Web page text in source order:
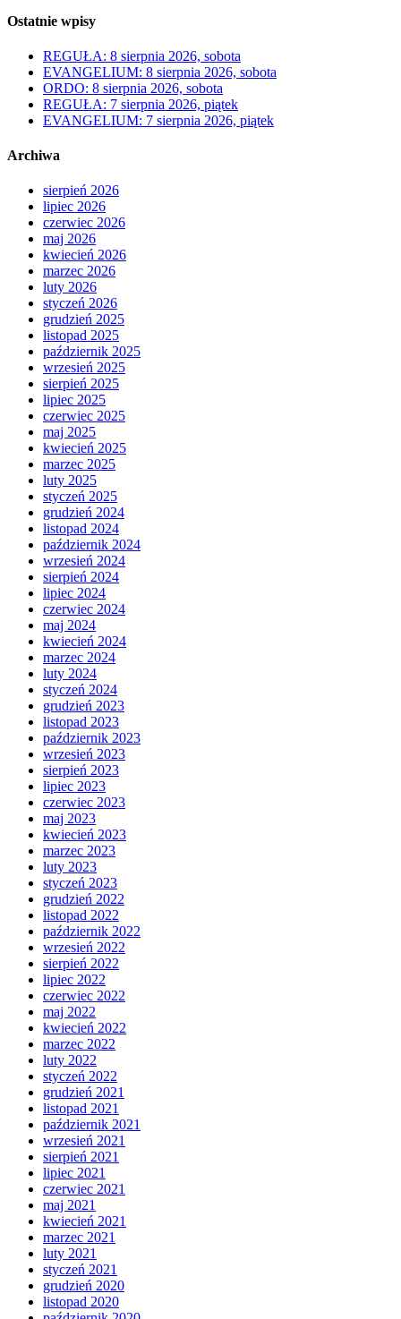
Ostatnie wpisy
REGUŁA: 8 sierpnia 2026, sobota
EVANGELIUM: 8 sierpnia 2026, sobota
ORDO: 8 sierpnia 2026, sobota
REGUŁA: 7 sierpnia 2026, piątek
EVANGELIUM: 7 sierpnia 2026, piątek
Archiwa
sierpień 2026
lipiec 2026
czerwiec 2026
maj 2026
kwiecień 2026
marzec 2026
luty 2026
styczeń 2026
grudzień 2025
listopad 2025
październik 2025
wrzesień 2025
sierpień 2025
lipiec 2025
czerwiec 2025
maj 2025
kwiecień 2025
marzec 2025
luty 2025
styczeń 2025
grudzień 2024
listopad 2024
październik 2024
wrzesień 2024
sierpień 2024
lipiec 2024
czerwiec 2024
maj 2024
kwiecień 2024
marzec 2024
luty 2024
styczeń 2024
grudzień 2023
listopad 2023
październik 2023
wrzesień 2023
sierpień 2023
lipiec 2023
czerwiec 2023
maj 2023
kwiecień 2023
marzec 2023
luty 2023
styczeń 2023
grudzień 2022
listopad 2022
październik 2022
wrzesień 2022
sierpień 2022
lipiec 2022
czerwiec 2022
maj 2022
kwiecień 2022
marzec 2022
luty 2022
styczeń 2022
grudzień 2021
listopad 2021
październik 2021
wrzesień 2021
sierpień 2021
lipiec 2021
czerwiec 2021
maj 2021
kwiecień 2021
marzec 2021
luty 2021
styczeń 2021
grudzień 2020
listopad 2020